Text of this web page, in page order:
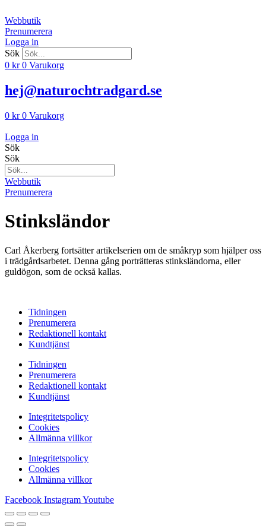
till
innehåll
Webbutik
Prenumerera
Logga in
Sök
0 kr 0 Varukorg
hej@naturochtradgard.se
0 kr 0 Varukorg
Logga in
Sök
Sök
Webbutik
Prenumerera
Stinksländor
Carl Åkerberg fortsätter artikelserien om de småkryp som hjälper oss
i trädgårdsarbetet. Denna gång porträtteras stinksländorna, eller
guldögon, som de också kallas.
Tidningen
Prenumerera
Redaktionell kontakt
Kundtjänst
Tidningen
Prenumerera
Redaktionell kontakt
Kundtjänst
Integritetspolicy
Cookies
Allmänna villkor
Integritetspolicy
Cookies
Allmänna villkor
Facebook InstagramYoutube